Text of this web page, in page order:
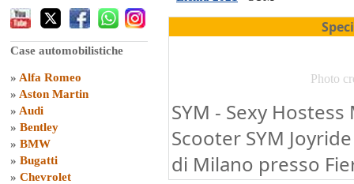
Case automobilistiche
» Alfa Romeo
» Aston Martin
» Audi
» Bentley
» BMW
» Bugatti
» Chevrolet
Photo
SYM - Sexy
Scooter SYM
di Milano presso